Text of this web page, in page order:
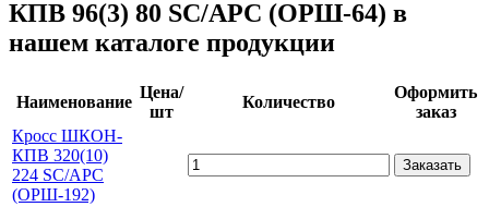
КПВ 96(3) 80 SC/APC (ОРШ-64) в
нашем каталоге продукции
Наименование
Цена/
шт
Количество
Оформить
заказ
Кросс ШКОН-
КПВ 320(10)
224 SC/APC
(ОРШ-192)
Заказать